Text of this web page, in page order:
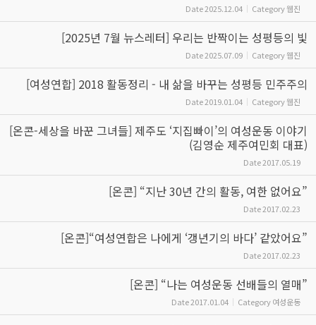
Date2025.12.04 Category웹진
[2025년 7월 뉴스레터] 우리는 반짝이는 성평등의 빛
Date2025.07.09 Category웹진
[여성연합] 2018 활동정리 - 내 삶을 바꾸는 성평등 민주주의
Date2019.01.04 Category웹진
[온콘-세상을 바꾼 그녀들] 제주도 ‘지집빠이’의 여성운동 이야기
(김영순 제주여민회 대표)
Date2017.05.19
[온콘] “지난 30년 간의 활동, 여한 없어요”
Date2017.02.23
[온콘]“여성연합은 나에게 ‘갱년기의 바다’ 같았어요”
Date2017.02.23
[온콘] “나는 여성운동 선배들의 열매”
Date2017.01.04 Category여성운동